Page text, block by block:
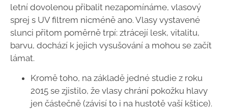
letní dovolenou přibalit nezapomínáme, vlasový
sprej s UV filtrem nicméně ano. Vlasy vystavené
slunci přitom poměrně trpí: ztrácejí lesk, vitalitu,
barvu, dochází k jejich vysušování a mohou se začít
lámat.
Kromě toho, na základě jedné studie z roku
2015 se zjistilo, že vlasy chrání pokožku hlavy
jen částečně (závisí to i na hustotě vaší kštice).